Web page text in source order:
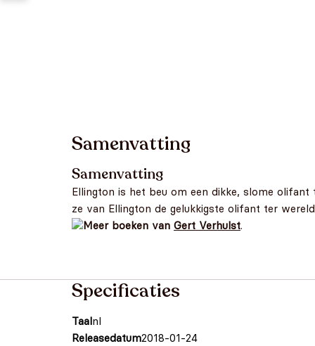
Samenvatting
Samenvatting
Ellington is het beu om een dikke, slome
ze van Ellington de gelukkigste olifant ter
Meer boeken van Gert Verhulst.
Specificaties
Taalnl
Releasedatum2018-01-24